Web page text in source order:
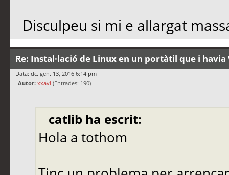
Disculpeu si mi e allargat
Re: Instal·lació de Linux en un portàtil que i havia
Data: dc. gen. 13, 2016 6:14 pm
Autor: xxavi (Entrades: 190)
catlib ha escrit:
Hola a tothom